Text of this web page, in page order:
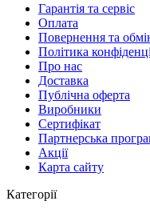
Гарантія та сервіс
Оплата
Повернення та
Політика
Про нас
Доставка
Публічна оферта
Виробники
Сертифікат
Партнерська
Акції
Карта сайту
Категорії